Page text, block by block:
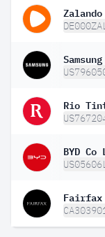
Zalando
Rio
BYD Co
Fairfax